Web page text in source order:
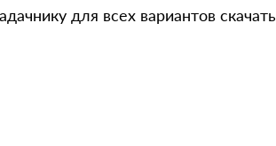
для всех вариантов